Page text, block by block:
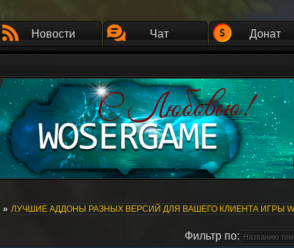
Новости Чат Донат
» ЛУЧШИЕ АДДОНЫ РАЗНЫХ ВЕРСИЙ ДЛЯ ВАШЕГО КЛИЕНТА ИГРЫ
Фильтр по: